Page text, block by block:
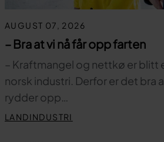
AUGUST 07, 2026
– Bra at vi nå får opp farten
– Kraftmangel og nettkø er blitt
norsk industri. Derfor er det bra
rydder opp…
LANDINDUSTRI